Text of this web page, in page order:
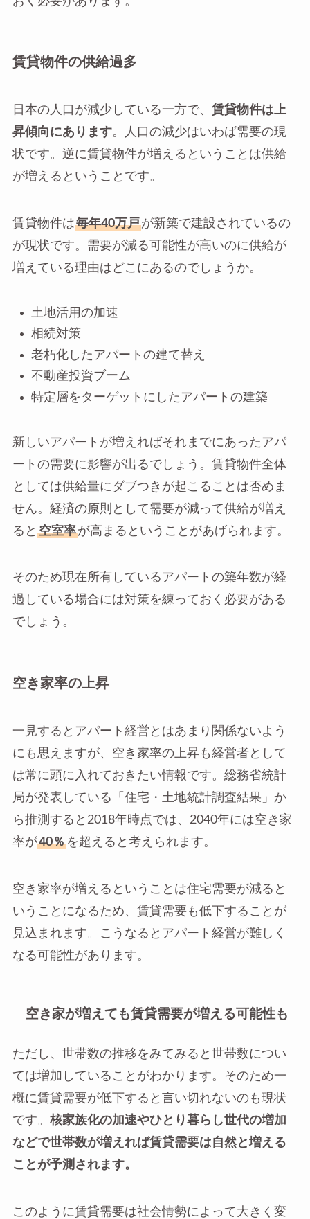
賃貸物件の供給過多
日本の人口が減少している一方で、 賃貸物件は上
昇傾向にあります。人口の減少はいわば需要の現
状です。逆に賃貸物件が増えるということは供給
が増えるということです。
賃貸物件は毎年40万戸が新築で建設されているの
が現状です。需要が減る可能性が高いのに供給が
増えている理由はどこにあるのでしょうか。
土地活用の加速
相続対策
老朽化したアパートの建て替え
不動産投資ブーム
特定層をターゲットにしたアパートの建築
新しいアパートが増えればそれまでにあったアパ
ートの需要に影響が出るでしょう。賃貸物件全体
としては供給量にダブつきが起こることは否めま
せん。経済の原則として需要が減って供給が増え
ると 空室率が高まるということがあげられます。
そのため現在所有しているアパートの築年数が経
過している場合には対策を練っておく必要がある
でしょう。
空き家率の上昇
一見するとアパート経営とはあまり関係ないよう
にも思えますが、空き家率の上昇も経営者として
は常に頭に入れておきたい情報です。総務省統計
局が発表している「住宅・土地統計調査結果」か
ら推測すると2018年時点では、2040年には空き家
率が40％を超えると考えられます。
空き家率が増えるということは住宅需要が減ると
いうことになるため、賃貸需要も低下することが
見込まれます。こうなるとアパート経営が難しく
なる可能性があります。
空き家が増えても賃貸需要が増える可能性も
ただし、世帯数の推移をみてみると世帯数につい
ては増加していることがわかります。そのため一
概に賃貸需要が低下すると言い切れないのも現状
です。 核家族化の加速やひとり暮らし世代の増加
などで世帯数が増えれば賃貸需要は自然と増える
ことが予測されます。
このように賃貸需要は社会情勢によって大きく変